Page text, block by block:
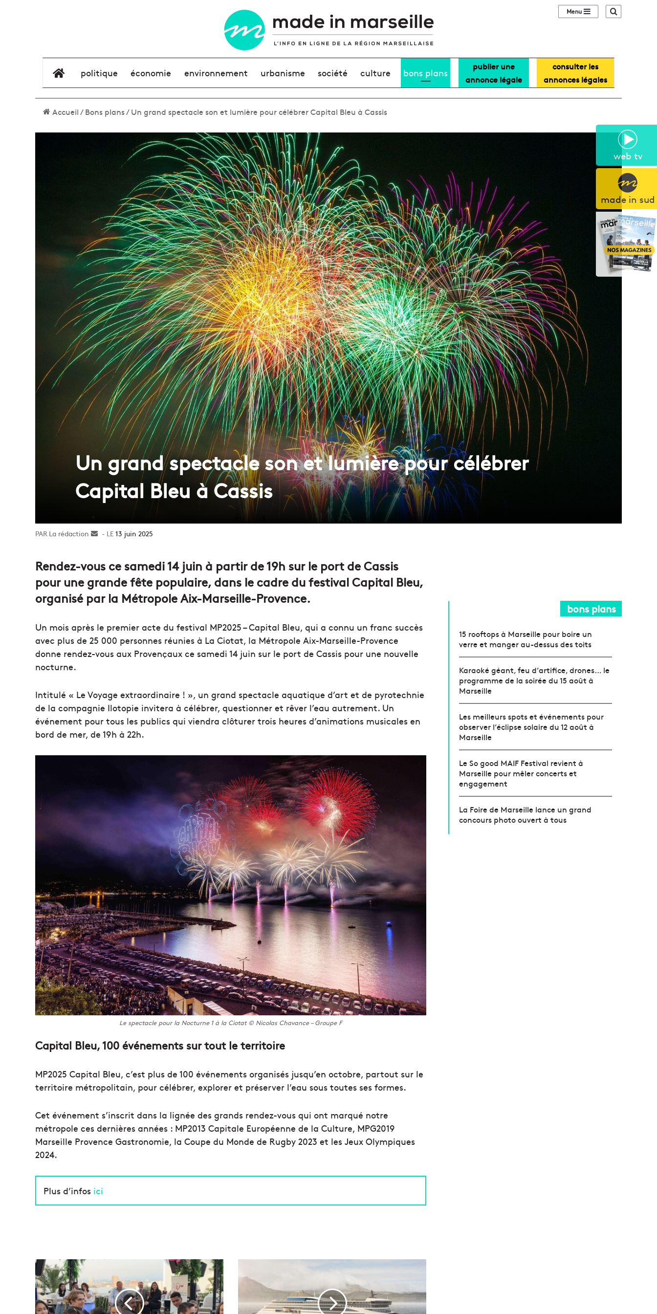
web tv
made in sud
Sidebar (barre
élément de menu
politique économie environnement urbanisme société culture bons plans
publier une
annonce légale
consulter les
annonces légales
Accueil/Bons plans/Un grand spectacle son et lumière pour célébrer Capital Bleu à Cassis
Un grand spectacle son et lumière pour célébrer
Capital Bleu à Cassis
La rédaction
Envoyer13 juin 2025
Rendez-vous ce samedi 14 juin à partir de 19h sur le port de Cassis
pour une grande fête populaire, dans le cadre du festival Capital Bleu,
organisé par la Métropole Aix-Marseille-Provence.
Un mois après le premier acte du festival MP2025 – Capital Bleu, qui a connu un franc succès
avec plus de 25 000 personnes réunies à La Ciotat, la Métropole Aix-Marseille-Provence
donne rendez-vous aux Provençaux ce samedi 14 juin sur le port de Cassis pour une nouvelle
nocturne.
Intitulé « Le Voyage extraordinaire ! », un grand spectacle aquatique d’art et de pyrotechnie
de la compagnie Ilotopie invitera à célébrer, questionner et rêver l’eau autrement. Un
événement pour tous les publics qui viendra clôturer trois heures d’animations musicales en
bord de mer, de 19h à 22h.
Le spectacle pour la Nocturne 1 à la Ciotat © Nicolas Chavance – Groupe F
Capital Bleu, 100 événements sur tout le territoire
MP2025 Capital Bleu, c’est plus de 100 événements organisés jusqu’en octobre, partout sur le
territoire métropolitain, pour célébrer, explorer et préserver l’eau sous toutes ses formes.
Cet événement s’inscrit dans la lignée des grands rendez-vous qui ont marqué notre
métropole ces dernières années : MP2013 Capitale Européenne de la Culture, MPG2019
Marseille Provence Gastronomie, la Coupe du Monde de Rugby 2023 et les Jeux Olympiques
2024.
Plus d’infos ici
A
v
e
c
l
bons plans
15 rooftops à Marseille pour boire un
verre et manger au-dessus des toits
Karaoké géant, feu d’artifice, drones… le
programme de la soirée du 15 août à
Marseille
Les meilleurs spots et événements pour
observer l’éclipse solaire du 12 août à
Marseille
Le So good MAIF Festival revient à
Marseille pour mêler concerts et
engagement
La Foire de Marseille lance un grand
concours photo ouvert à tous